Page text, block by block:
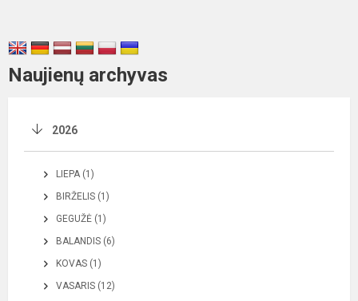
Naujienų archyvas
2026
LIEPA (1)
BIRŽELIS (1)
GEGUŽĖ (1)
BALANDIS (6)
KOVAS (1)
VASARIS (12)